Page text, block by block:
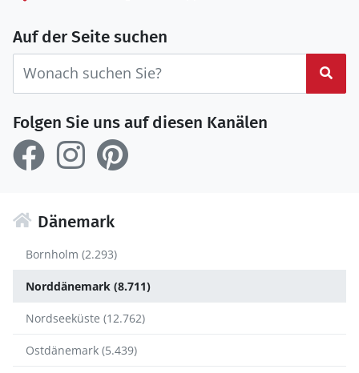
Auf der Seite suchen
Folgen Sie uns auf diesen Kanälen
Dänemark
Bornholm (2.293)
Norddänemark (8.711)
Nordseeküste (12.762)
Ostdänemark (5.439)